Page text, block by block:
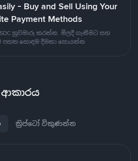
- Buy and Sell Using Your
Payment Methods
USDC හුවමාරු කරන්න. මිලදී ගැනීමට සහ
හොඳම දීමනා සොයන්න
ආකාරය
ක්‍රිප්ටෝ විකුණන්න